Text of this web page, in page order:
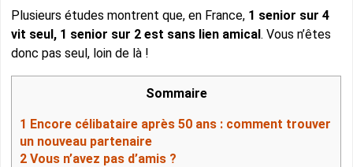
Plusieurs études montrent que, en France, 1 senior sur 4
vit seul, 1 senior sur 2 est sans lien amical. Vous n’êtes
donc pas seul, loin de là !
Sommaire
1 Encore célibataire après 50 ans : comment trouver
un nouveau partenaire
2 Vous n’avez pas d’amis ?